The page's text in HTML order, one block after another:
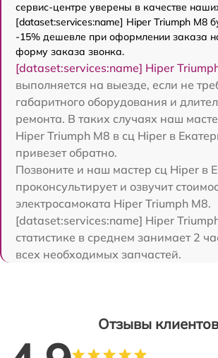
сервис-центре уверены в качестве
[dataset:services:name] Hiper Triumph M8
-15% дешевле при оформлении заказа
форму заказа звонка.
[dataset:services:name] Hiper
выполняется на выезде, если не
габаритного оборудования и
ремонта. В таких случаях наш
Hiper Triumph M8 в сц Hiper в
привезет обратно.
Позвоните и наш мастер сц Hiper в
проконсультирует и озвучит
электросамоката Hiper Triumph M8.
[dataset:services:name] Hiper
статистике в среднем занимает 2
всех необходимых запчастей.
Отзывы клиентов